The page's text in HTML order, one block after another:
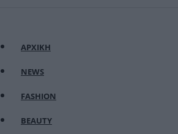
ΑΡΧΙΚΗ
NEWS
FASHION
BEAUTY